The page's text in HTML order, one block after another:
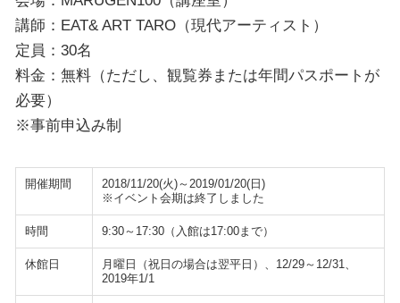
講師：EAT& ART TARO（現代アーティスト）
定員：30名
料金：無料（ただし、観覧券または年間パスポートが
必要）
※事前申込み制
開催期間
2018/11/20(火)～2019/01/20(日)
※イベント会期は終了しました
時間 9:30～17:30（入館は17:00まで）
休館日
月曜日（祝日の場合は翌平日）、12/29～12/31、
2019年1/1